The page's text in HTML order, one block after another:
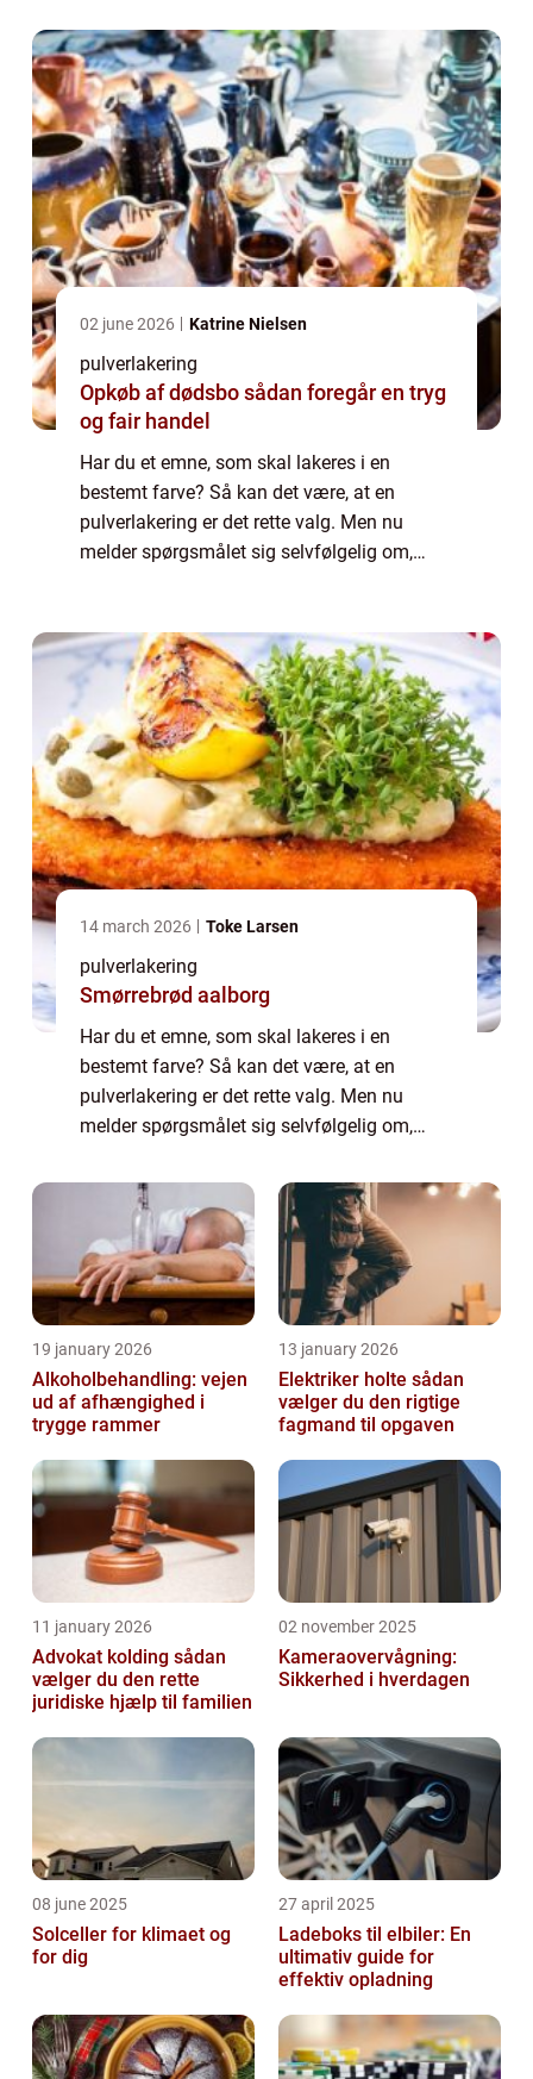
dette skal lave...
02 june 2026 Katrine Nielsen
pulverlakering
Opkøb af dødsbo sådan foregår en tryg
og fair handel
Har du et emne, som skal lakeres i en
bestemt farve? Så kan det være, at en
pulverlakering er det rette valg. Men nu
melder spørgsmålet sig selvfølgelig om,
dette skal lave...
14 march 2026 Toke Larsen
pulverlakering
Smørrebrød aalborg
Har du et emne, som skal lakeres i en
bestemt farve? Så kan det være, at en
pulverlakering er det rette valg. Men nu
melder spørgsmålet sig selvfølgelig om,
pulverlakering i Randers til. Et firma som
dette skal lave...
19 january 2026
Alkoholbehandling: vejen
ud af afhængighed i
trygge rammer
13 january 2026
Elektriker holte sådan
vælger du den rigtige
fagmand til opgaven
11 january 2026
Advokat kolding sådan
vælger du den rette
juridiske hjælp til familien
02 november 2025
Kameraovervågning:
Sikkerhed i hverdagen
08 june 2025
Solceller for klimaet og
for dig
27 april 2025
Ladeboks til elbiler: En
ultimativ guide for
effektiv opladning